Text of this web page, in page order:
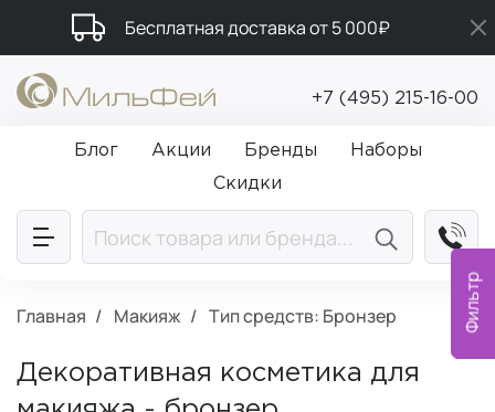
Фильтр
Бесплатная доставка от 5 000₽
Подарки в каждый заказ от 5 000₽
Промокод ПРИВЕТ
+7 (495) 215-16-00
Блог Акции Бренды
Наборы
Скидки
Главная Макияж Тип средств: Бронзер
Декоративная косметика для